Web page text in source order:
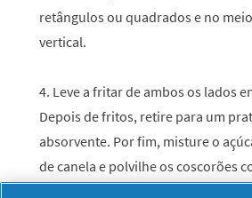
retângulos ou quadrados e no
vertical.
4. Leve a fritar de ambos os lados
Depois de fritos, retire para um
absorvente. Por fim, misture o
de canela e polvilhe os coscorões